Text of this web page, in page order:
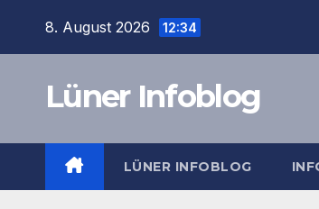
8. August 2026 12:34
Lüner Infoblog
LÜNER INFOBLOG